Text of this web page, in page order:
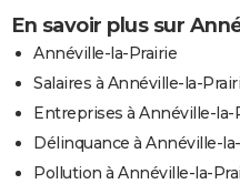
En savoir plus sur
Annéville-la-Prairie
Salaires à Annéville-la-
Entreprises à Annéville-la-
Délinquance à Annéville-
Pollution à Annéville-la-